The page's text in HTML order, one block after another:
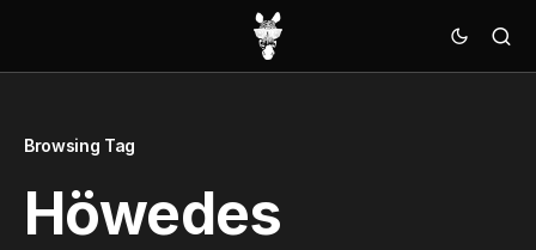
Browsing Tag
Höwedes